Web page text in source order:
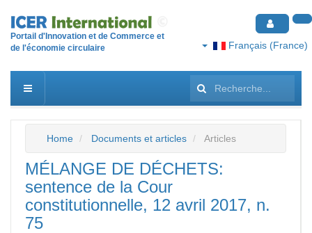
Portail d'Innovation et de Commerce et
de l'économie circulaire
Français (France)
Rechercher
Home Documents et articles Articles
MÉLANGE DE DÉCHETS:
sentence de la Cour
constitutionnelle, 12 avril 2017, n.
75